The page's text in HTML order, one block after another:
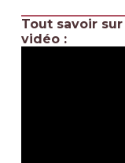
Tout savoir
vidéo :